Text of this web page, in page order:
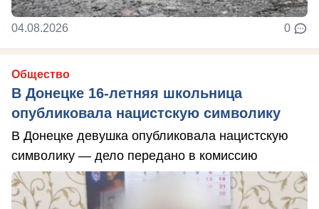
04.08.2026 0
Общество
В Донецке 16-летняя школьница
опубликовала нацистскую символику
В Донецке девушка опубликовала нацистскую
символику — дело передано в комиссию